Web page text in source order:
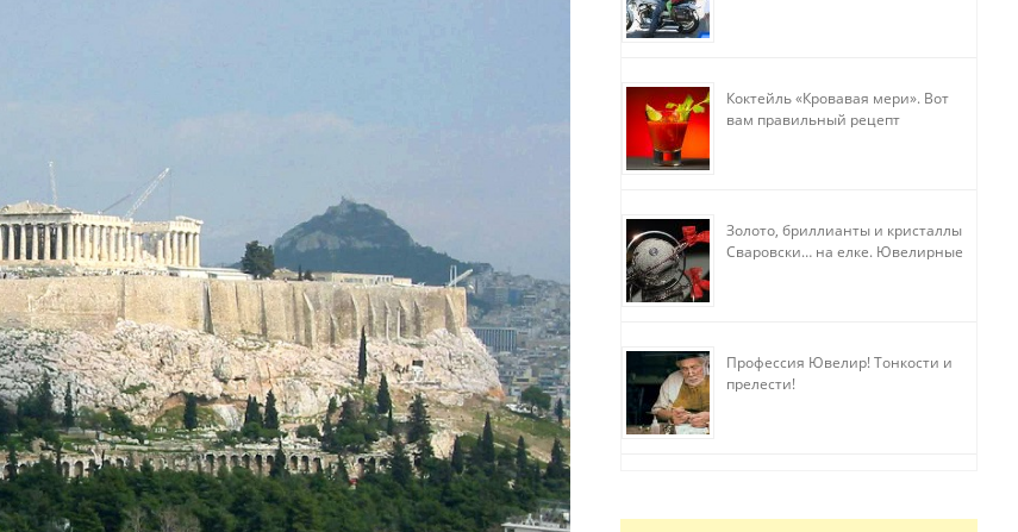
Коктейль «Кровавая мери». Вот
вам правильный рецепт
Золото, бриллианты и кристаллы
Сваровски… на елке. Ювелирные
Профессия Ювелир! Тонкости и
прелести!